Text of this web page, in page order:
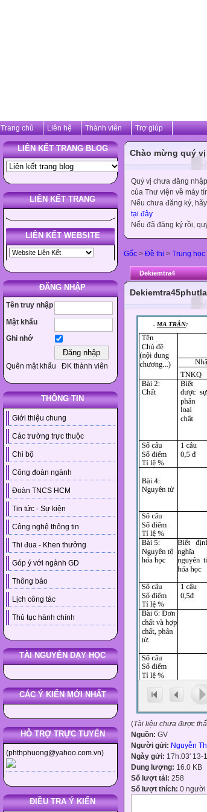
Trang chủ Liên hệ Thành viên Trợ giúp
LIÊN KẾT TRANG BLOG
LIÊN KẾT TRANG
LIÊN KẾT WEBSITE
ĐĂNG NHẬP
Tên truy nhập
Mật khẩu
Ghi nhớ
Quên mật khẩu ĐK thành viên
THÔNG TIN
Giới thiệu chung
Các trường trực thuộc
Chi bộ
Công đoàn ngành
Đoàn TNCS HCM
Tin tức - Sự kiện
Công nghệ thông tin
Thi đua - Khen thưởng
Góp ý với ngành GD
Thông báo
Lịch công tác
Thủ tục hành chính
TÀI NGUYÊN DẠY HỌC
CÁC Ý KIẾN MỚI NHẤT
HỖ TRỢ TRỰC TUYẾN
(phthphuong@yahoo.com.vn)
ĐIỀU TRA Ý KIẾN
Chào mừng quý
Quý vị chưa đăng
của Thư viện về máy
Nếu chưa đăng ký,
tại đây
Nếu đã đăng ký rồi,
Gốc > Đề thi > Trung
Dekiemtra4
(Tài liệu chưa được
Nguồn: GV
Người gửi: Nguyễn
Ngày gửi: 17h:03' 13-
Dung lượng: 16.0 KB
Số lượt tải: 258
Số lượt thích: 0 người